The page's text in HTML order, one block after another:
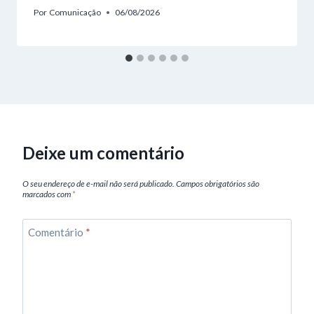
Por Comunicação 06/08/2026
Deixe um comentário
O seu endereço de e-mail não será publicado. Campos obrigatórios são
marcados com *
Comentário *